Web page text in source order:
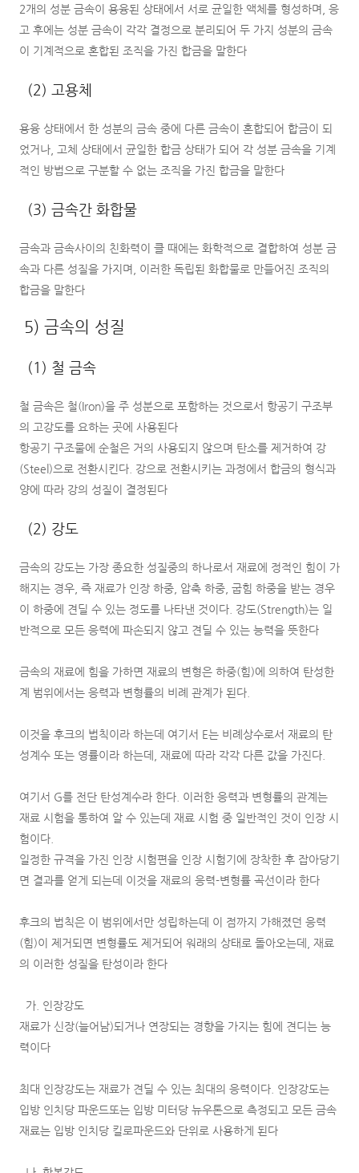
2개의 성분 금속이 용융된 상태에서 서로 균일한 액체를 형성하며, 응
고 후에는 성분 금속이 각각 결정으로 분리되어 두 가지 성분의 금속
이 기계적으로 혼합된 조직을 가진 합금을 말한다
(2) 고용체
용융 상태에서 한 성분의 금속 중에 다른 금속이 혼합되어 합금이 되
었거나, 고체 상태에서 균일한 합금 상태가 되어 각 성분 금속을 기계
적인 방법으로 구분할 수 없는 조직을 가진 합금을 말한다
(3) 금속간 화합물
금속과 금속사이의 친화력이 클 때에는 화학적으로 결합하여 성분 금
속과 다른 성질을 가지며, 이러한 독립된 화합물로 만들어진 조직의
합금을 말한다
5) 금속의 성질
(1) 철 금속
철 금속은 철(Iron)을 주 성분으로 포함하는 것으로서 항공기 구조부
의 고강도를 요하는 곳에 사용된다
항공기 구조물에 순철은 거의 사용되지 않으며 탄소를 제거하여 강
(Steel)으로 전환시킨다. 강으로 전환시키는 과정에서 합금의 형식과
양에 따라 강의 성질이 결정된다
(2) 강도
금속의 강도는 가장 종요한 성질중의 하나로서 재료에 정적인 힘이 가
해지는 경우, 즉 재료가 인장 하중, 압축 하중, 굽힘 하중을 받는 경우
이 하중에 견딜 수 있는 정도를 나타낸 것이다. 강도(Strength)는 일
반적으로 모든 응력에 파손되지 않고 견딜 수 있는 능력을 뜻한다
금속의 재료에 힘을 가하면 재료의 변형은 하중(힘)에 의하여 탄성한
계 범위에서는 응력과 변형률의 비례 관계가 된다.
이것을 후크의 법칙이라 하는데 여기서 E는 비례상수로서 재료의 탄
성계수 또는 영률이라 하는데, 재료에 따라 각각 다른 값을 가진다.
여기서 G를 전단 탄성계수라 한다. 이러한 응력과 변형률의 관계는
재료 시험을 통하여 알 수 있는데 재료 시험 중 일반적인 것이 인장 시
험이다.
일정한 규격을 가진 인장 시험편을 인장 시험기에 장착한 후 잡아당기
면 결과를 얻게 되는데 이것을 재료의 응력-변형률 곡선이라 한다
후크의 법칙은 이 범위에서만 성립하는데 이 점까지 가해졌던 응력
(힘)이 제거되면 변형률도 제거되어 워래의 상태로 돌아오는데, 재료
의 이러한 성질을 탄성이라 한다
가. 인장강도
재료가 신장(늘어남)되거나 연장되는 경향을 가지는 힘에 견디는 능
력이다
최대 인장강도는 재료가 견딜 수 있는 최대의 응력이다. 인장강도는
입방 인치당 파운드또는 입방 미터당 뉴우톤으로 측정되고 모든 금속
재료는 입방 인치당 킬로파운드와 단위로 사용하게 된다